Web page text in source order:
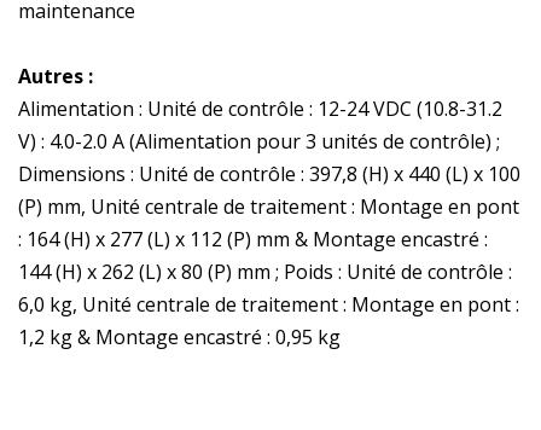
maintenance
Autres :
Alimentation : Unité de contrôle : 12-24 VDC (10.8-31.2
V) : 4.0-2.0 A (Alimentation pour 3 unités de contrôle) ;
Dimensions : Unité de contrôle : 397,8 (H) x 440 (L) x 100
(P) mm, Unité centrale de traitement : Montage en pont
: 164 (H) x 277 (L) x 112 (P) mm & Montage encastré :
144 (H) x 262 (L) x 80 (P) mm ; Poids : Unité de contrôle :
6,0 kg, Unité centrale de traitement : Montage en pont :
1,2 kg & Montage encastré : 0,95 kg